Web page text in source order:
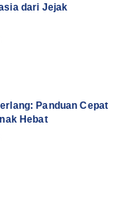
dari Jejak
Panduan Cepat
Hebat